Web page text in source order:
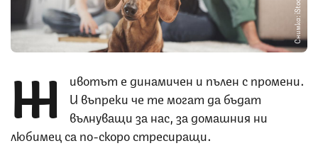
Снимка: iStock
Ж
ивотът е динамичен и пълен с промени.
И въпреки че те могат да бъдат
вълнуващи за нас, за домашния ни
любимец са по-скоро стресиращи.